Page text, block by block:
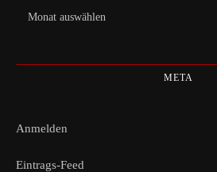
Archiv
META
Anmelden
Eintrags-Feed